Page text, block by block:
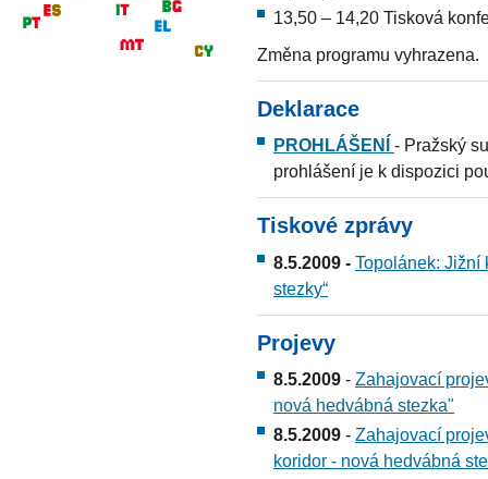
13,50 – 14,20 Tisková
Změna programu vyhrazena.
Deklarace
PROHLÁŠENÍ - Pražský
prohlášení je k dispozici
Tiskové zprávy
8.5.2009 - Topolánek: Jižní
stezky“
Projevy
8.5.2009 - Zahajovací
nová hedvábná stezka"
8.5.2009 - Zahajovací
koridor - nová hedvábná